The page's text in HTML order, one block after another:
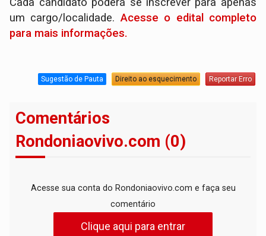
um cargo/localidade. Acesse o edital completo
para mais informações.
Sugestão de Pauta Direito ao esquecimento Reportar Erro
Comentários
Rondoniaovivo.com (0)
Acesse sua conta do Rondoniaovivo.com e faça seu
comentário
Clique aqui para entrar